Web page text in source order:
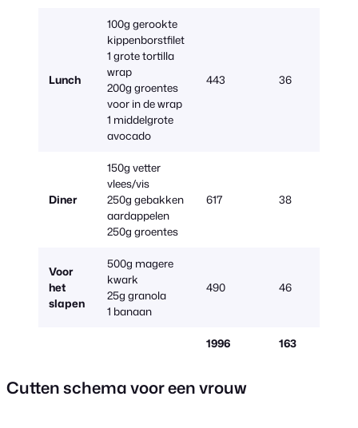
Lunch
100g gerookte
kippenborstfilet
1 grote tortilla
wrap
200g groentes
voor in de wrap
1 middelgrote
avocado
443 36
Diner
150g vetter
vlees/vis
250g gebakken
aardappelen
250g groentes
617 38
Voor
het
slapen
500g magere
kwark
25g granola
1 banaan
490 46
1996 163
Cutten schema voor een vrouw